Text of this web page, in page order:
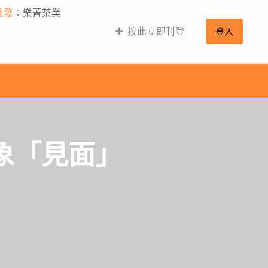
發 ：樂菁茶業
按此立即刊登
登入
見面」